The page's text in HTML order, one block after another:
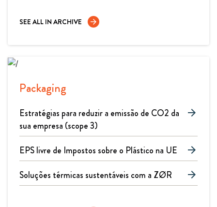
SEE ALL IN ARCHIVE arrow_forward
Packaging
Estratégias para reduzir a emissão de CO2 da
sua empresa (scope 3)
arrow_forward
EPS livre de Impostos sobre o Plástico na UE arrow_forward
Soluções térmicas sustentáveis com a ZØR arrow_forward